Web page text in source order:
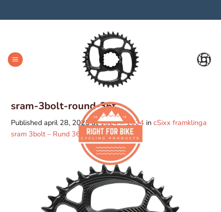
sram-3bolt-round-36t
Publishedapril 28, 2023at1024 × 1024 incSixx framklinga
sram 3bolt – Rund 36T, 3 mm